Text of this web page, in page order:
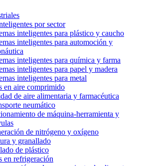
por sector
inteligentes para plástico y caucho
inteligentes para automoción y
inteligentes para química y farma
inteligentes para papel y madera
inteligentes para metal
en aire comprimido
de aire alimentaria y farmacéutica
neumático
de máquina-herramienta y
de nitrógeno y oxígeno
y granallado
de plástico
en refrigeración